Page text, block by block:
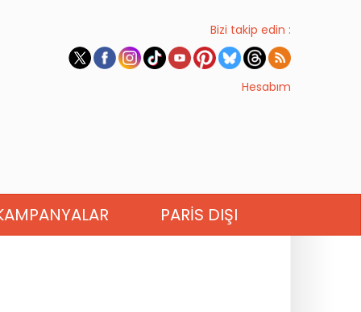
Bizi takip edin :
Hesabım
PARIS DIŞI